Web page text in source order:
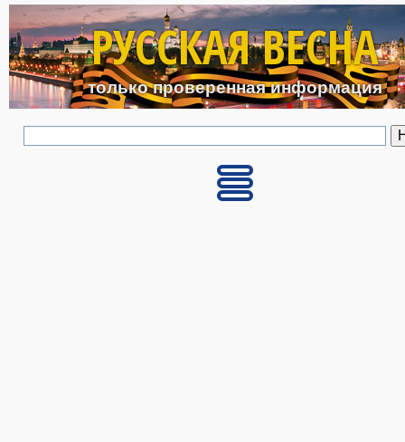
Перейти к основному
РУССКАЯ ВЕСНА
только проверенная информация